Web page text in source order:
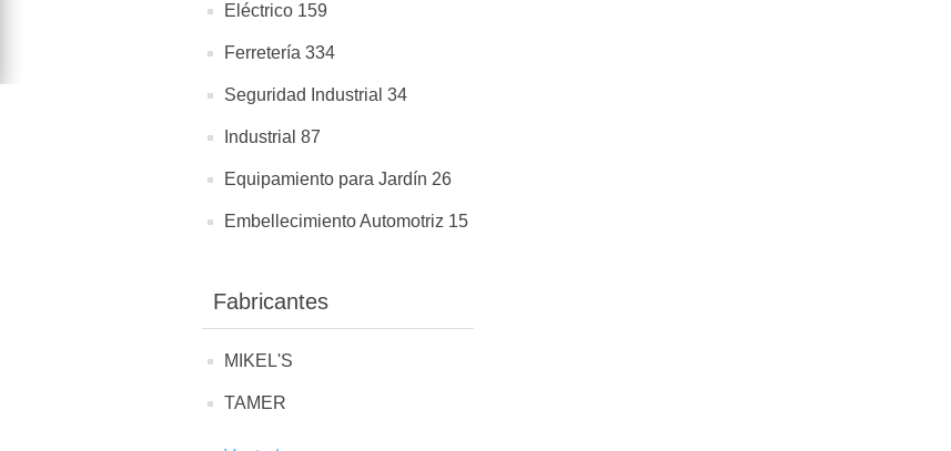
Eléctrico 159
Ferretería 334
Seguridad Industrial 34
Industrial 87
Equipamiento para Jardín 26
Embellecimiento Automotriz 15
Fabricantes
MIKEL'S
TAMER